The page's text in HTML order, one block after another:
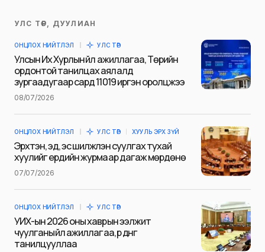
Таны имэйл хаягийг нийтлэхгүй.
тэмдэглэсэн
Сэтгэгдэл*
Name
УЛС ТӨР, ДУУЛИАН
ОНЦЛОХ НИЙТЛЭЛ УЛС ТӨР
Улсын Их Хурлын үйл ажиллагаа, Төрийн
ордонтой танилцах аялалд
зургаадугаар сард 11019 иргэн оролцжээ
08/07/2026
ОНЦЛОХ НИЙТЛЭЛ УЛС ТӨР ХУУЛЬ ЭРХ ЗҮЙ
Эрхтэн, эд, эс шилжүүлэн суулгах тухай
хуулийг ердийн журмаар дагаж мөрдөнө
07/07/2026
ОНЦЛОХ НИЙТЛЭЛ УЛС ТӨР
УИХ-ын 2026 оны хаврын ээлжит
чуулганы үйл ажиллагаа, үр дүнг
танилцууллаа